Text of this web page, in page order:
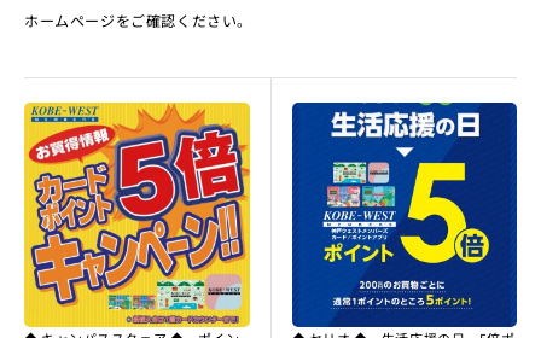
ホームページをご確認ください。